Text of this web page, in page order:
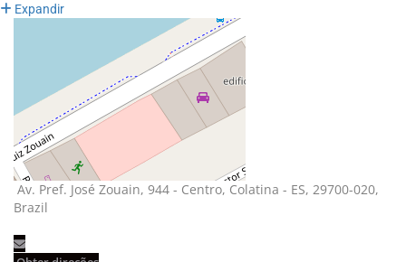
Expandir
Av. Pref. José Zouain, 944 - Centro, Colatina - ES, 29700-020,
Brazil